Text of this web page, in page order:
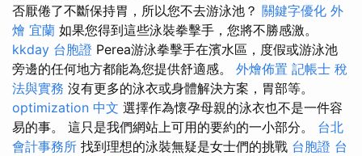
否厭倦了不斷保持胃，所以您不去游泳池？ 關鍵字優化 外
燴 宜蘭 如果您得到這些泳裝拳擊手，您將不勝感激。
kkday 台胞證 Perea游泳拳擊手在濱水區，度假或游泳池
旁邊的任何地方都能為您提供舒適感。 外燴佈置 記帳士 稅
法與實務 沒有更多的泳衣或身體解決方案，胃部等。
optimization 中文 選擇作為懷孕母親的泳衣也不是一件容
易的事。 這只是我們網站上可用的要約的一小部分。 台北
會計事務所 找到理想的泳裝無疑是女士們的挑戰 台胞證 台